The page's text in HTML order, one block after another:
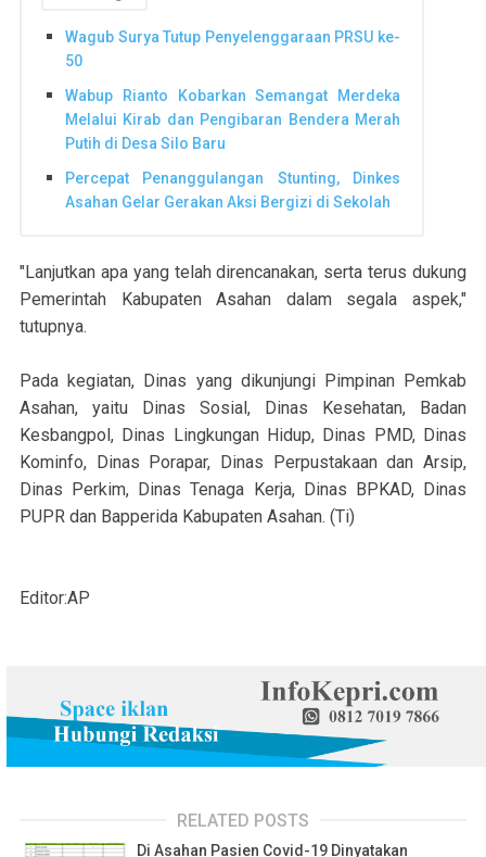
Wagub Surya Tutup Penyelenggaraan PRSU ke-
50
Wabup Rianto Kobarkan Semangat Merdeka
Melalui Kirab dan Pengibaran Bendera Merah
Putih di Desa Silo Baru
Percepat Penanggulangan Stunting, Dinkes
Asahan Gelar Gerakan Aksi Bergizi di Sekolah
"Lanjutkan apa yang telah direncanakan, serta terus dukung
Pemerintah Kabupaten Asahan dalam segala aspek,"
tutupnya.
Pada kegiatan, Dinas yang dikunjungi Pimpinan Pemkab
Asahan, yaitu Dinas Sosial, Dinas Kesehatan, Badan
Kesbangpol, Dinas Lingkungan Hidup, Dinas PMD, Dinas
Kominfo, Dinas Porapar, Dinas Perpustakaan dan Arsip,
Dinas Perkim, Dinas Tenaga Kerja, Dinas BPKAD, Dinas
PUPR dan Bapperida Kabupaten Asahan. (Ti)
Editor:AP
RELATED POSTS
Di Asahan Pasien Covid-19 Dinyatakan